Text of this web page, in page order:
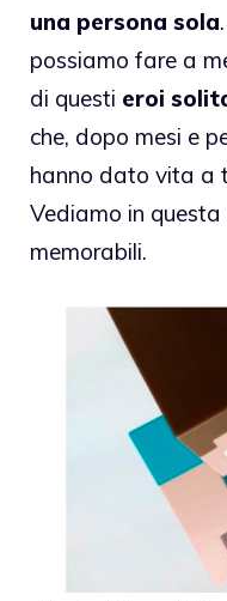
una persona sola
possiamo fare a
di questi eroi
che, dopo mesi e
hanno dato vita a
Vediamo in
memorabili.